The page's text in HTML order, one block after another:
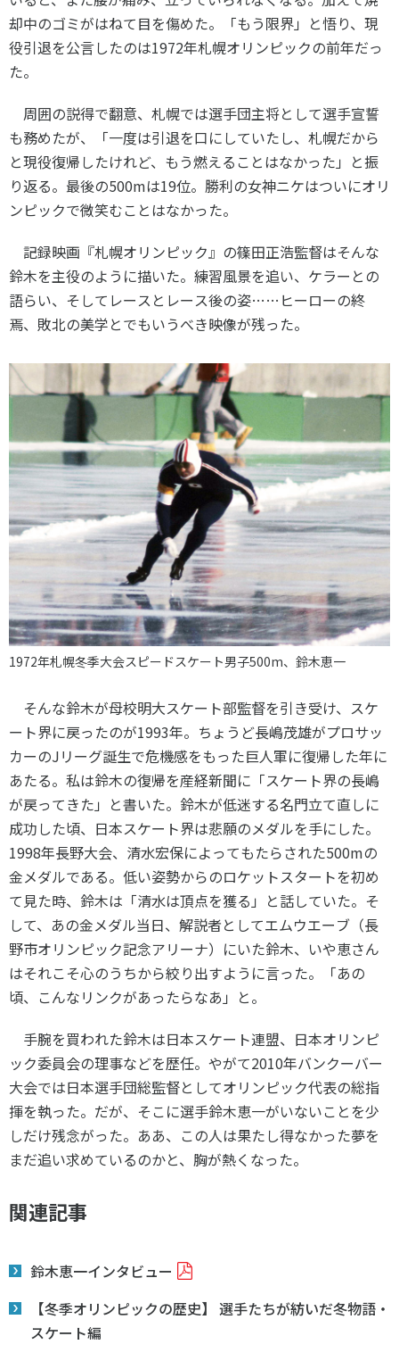
却中のゴミがはねて目を傷めた。「もう限界」と悟り、現
役引退を公言したのは1972年札幌オリンピックの前年だっ
た。
周囲の説得で翻意、札幌では選手団主将として選手宣誓
も務めたが、「一度は引退を口にしていたし、札幌だから
と現役復帰したけれど、もう燃えることはなかった」と振
り返る。最後の500mは19位。勝利の女神ニケはついにオリ
ンピックで微笑むことはなかった。
記録映画『札幌オリンピック』の篠田正浩監督はそんな
鈴木を主役のように描いた。練習風景を追い、ケラーとの
語らい、そしてレースとレース後の姿……ヒーローの終
焉、敗北の美学とでもいうべき映像が残った。
1972年札幌冬季大会スピードスケート男子500m、鈴木恵一
そんな鈴木が母校明大スケート部監督を引き受け、スケ
ート界に戻ったのが1993年。ちょうど長嶋茂雄がプロサッ
カーのJリーグ誕生で危機感をもった巨人軍に復帰した年に
あたる。私は鈴木の復帰を産経新聞に「スケート界の長嶋
が戻ってきた」と書いた。鈴木が低迷する名門立て直しに
成功した頃、日本スケート界は悲願のメダルを手にした。
1998年長野大会、清水宏保によってもたらされた500mの
金メダルである。低い姿勢からのロケットスタートを初め
て見た時、鈴木は「清水は頂点を獲る」と話していた。そ
して、あの金メダル当日、解説者としてエムウエーブ（長
野市オリンピック記念アリーナ）にいた鈴木、いや恵さん
はそれこそ心のうちから絞り出すように言った。「あの
頃、こんなリンクがあったらなあ」と。
手腕を買われた鈴木は日本スケート連盟、日本オリンピ
ック委員会の理事などを歴任。やがて2010年バンクーバー
大会では日本選手団総監督としてオリンピック代表の総指
揮を執った。だが、そこに選手鈴木恵一がいないことを少
しだけ残念がった。ああ、この人は果たし得なかった夢を
まだ追い求めているのかと、胸が熱くなった。
関連記事
鈴木恵一インタビュー
【冬季オリンピックの歴史】 選手たちが紡いだ冬物語・
スケート編